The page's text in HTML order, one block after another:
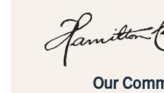
Our